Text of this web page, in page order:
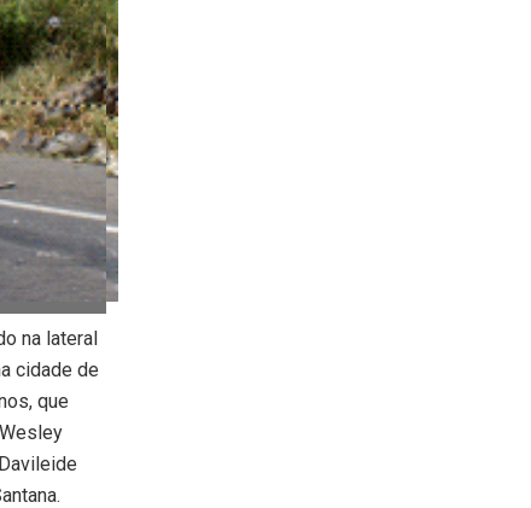
na lateral
cidade de
que